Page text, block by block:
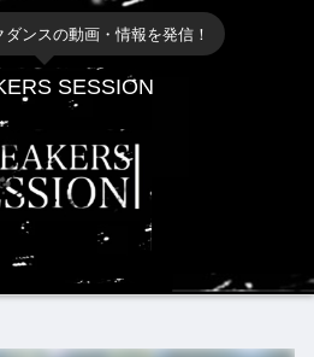
ンスの動画・情報を発信！
SESSION